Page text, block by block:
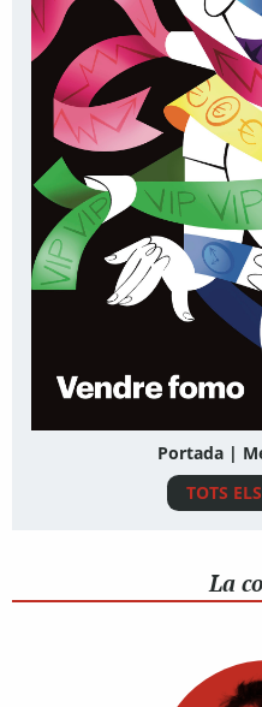
Portada |
TOTS
La